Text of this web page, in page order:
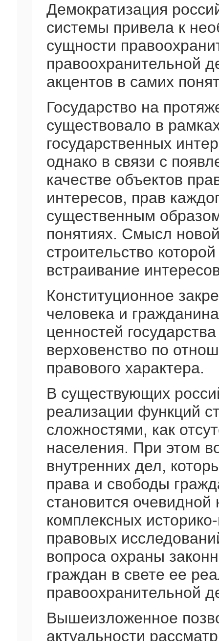
Демократизация
системы привела к
сущности
правоохранительной
акцентов в самих
Государство на
существовало в
государственных
однако в связи с
качестве объектов
интересов, прав
существенным
понятиях. Смысл
строительство
встраивание
Конституционное
человека и
ценностей
верховенство по
правового характера.
В существующих
реализации функций
сложностями, как
населения. При этом
внутренних дел,
права и свободы
становится
комплексных
правовых
вопроса охраны
граждан в свете ее
правоохранительной
Вышеизложенное
актуальности